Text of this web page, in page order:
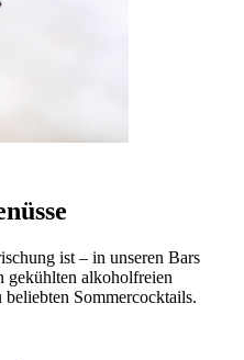
ist – in unseren Bars
gekühlten alkoholfreien
Sommercocktails.